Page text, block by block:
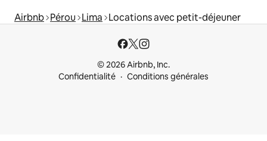
Airbnb Pérou Lima Locations avec petit-déjeuner
© 2026 Airbnb, Inc.
Confidentialité
Conditions générales